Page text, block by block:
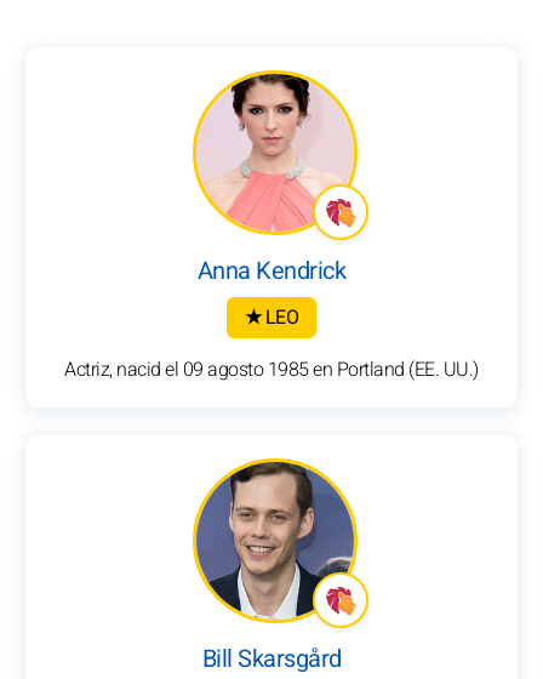
Anna Kendrick
★ LEO
Actriz, nacid el 09 agosto 1985 en Portland (EE. UU.)
Bill Skarsgård